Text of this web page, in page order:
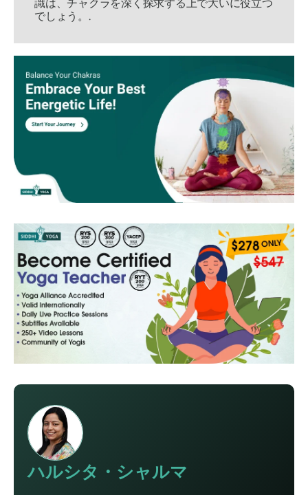
識は、チャクラを深く探求する上で大いに役立つ
でしょう。.
ハルシタ・シャルマ